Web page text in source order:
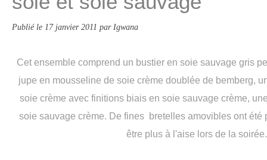
Publié le 17 janvier 2011 par Igwana
Cet ensemble comprend un bustier en soie sauvage gris
jupe en mousseline de soie crème doublée de bemberg,
soie crème avec finitions biais en soie sauvage crème,
soie sauvage crème. De fines bretelles amovibles ont été
être plus à l'aise lors de la soirée.